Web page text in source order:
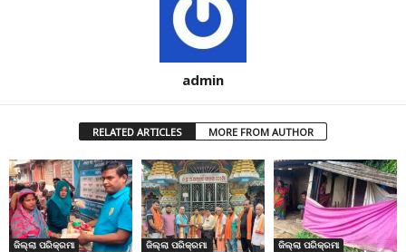
admin
RELATED ARTICLES MORE FROM AUTHOR
ଜିଲ୍ଲା ପରିକ୍ରମା ଜିଲ୍ଲା ପରିକ୍ରମା ଜିଲ୍ଲା ପରିକ୍ରମା